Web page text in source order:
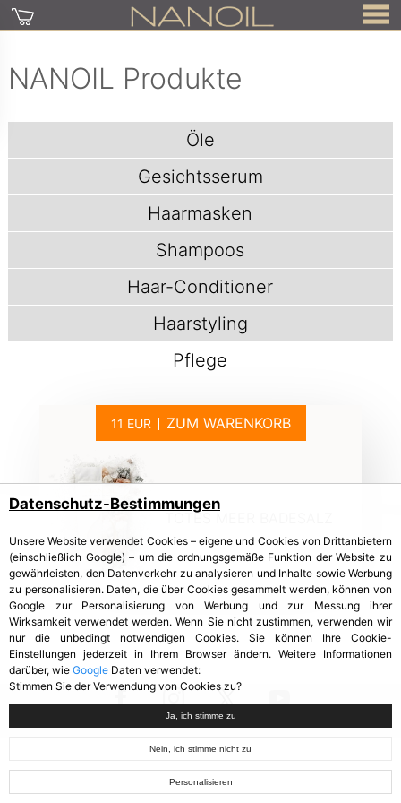
NANOIL Produkte
Öle
Gesichtsserum
Haarmasken
Shampoos
Haar-Conditioner
Haarstyling
Pflege
ZUM WARENKORB
TOTES MEER BADESALZ
Datenschutz-Bestimmungen
Unsere Website verwendet Cookies – eigene und Cookies von Drittanbietern
(einschließlich Google) – um die ordnungsgemäße Funktion der Website zu
gewährleisten, den Datenverkehr zu analysieren und Inhalte sowie Werbung
zu personalisieren. Daten, die über Cookies gesammelt werden, können von
Google zur Personalisierung von Werbung und zur Messung ihrer
Wirksamkeit verwendet werden. Wenn Sie nicht zustimmen, verwenden wir
nur die unbedingt notwendigen Cookies. Sie können Ihre Cookie-
Einstellungen jederzeit in Ihrem Browser ändern. Weitere Informationen
darüber, wie Google Daten verwendet:
Stimmen Sie der Verwendung von Cookies zu?
Ja, ich stimme zu
Nein, ich stimme nicht zu
Personalisieren